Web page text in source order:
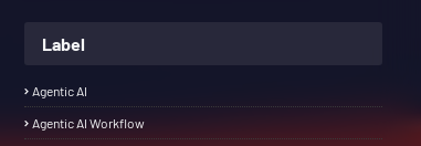
Label
Agentic AI
Agentic AI Workflow